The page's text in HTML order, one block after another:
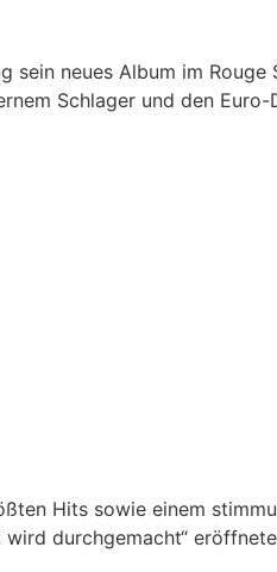
sein neues Album im
Schlager und den
Hits sowie einem
durchgemacht“